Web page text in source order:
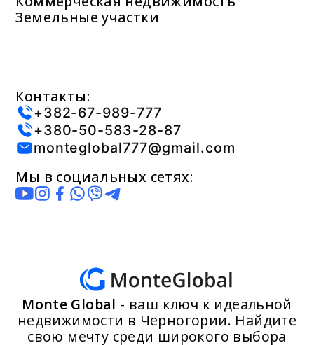
Земельные участки
Контакты:
+382-67-989-777
+380-50-583-28-87
monteglobal777@gmail.com
Мы в социальных сетях:
Monte Global - ваш ключ к идеальной
недвижимости в Черногории. Найдите
свою мечту среди широкого выбора